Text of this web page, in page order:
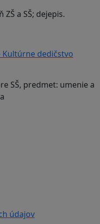
a SŠ; dejepis.
Kultúrne dedičstvo
SŠ, predmet: umenie a
údajov